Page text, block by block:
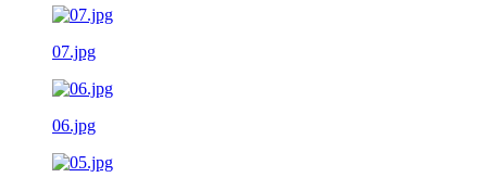
07.jpg
06.jpg